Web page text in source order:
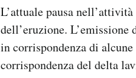
L’attuale pausa
dell’eruzione.
in corrispondenza di
corrispondenza del delta